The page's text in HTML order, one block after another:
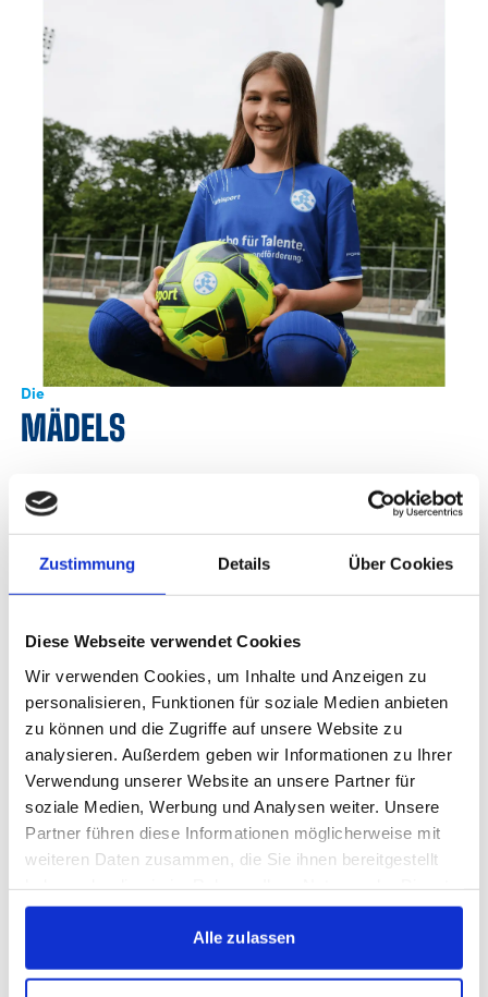
Zustimmung Details Über Cookies
Diese Webseite verwendet Cookies
Wir verwenden Cookies, um Inhalte und Anzeigen zu
personalisieren, Funktionen für soziale Medien anbieten
zu können und die Zugriffe auf unsere Website zu
analysieren. Außerdem geben wir Informationen zu Ihrer
Verwendung unserer Website an unsere Partner für
soziale Medien, Werbung und Analysen weiter. Unsere
Partner führen diese Informationen möglicherweise mit
weiteren Daten zusammen, die Sie ihnen bereitgestellt
gesammelt haben.
Alle zulassen
Die
MÄDELS
können, bieten wir Camps nur für Mädels an. Jedes
hat die Chance einmal wie Profis zu trainieren.
bist oder bereits in einem Verein spielst. Jede Spielerin
ist bei uns willkommen. Durch unser systematisches
Ausbildungskonzept und unseren qualifizierten
Trainer/innen profitieren alle Räuberle gleichermaßen
von unseren Trainingsangeboten.
Feriencamps werden in allen Schulferien (Sommer,
Herbst, Winter, Ostern, Pfingsten) angeboten.
Die Camps starten täglich um 10 Uhr und enden um 16
Uhr. Nach einer Trainingseinheit am Morgen gibt es eine